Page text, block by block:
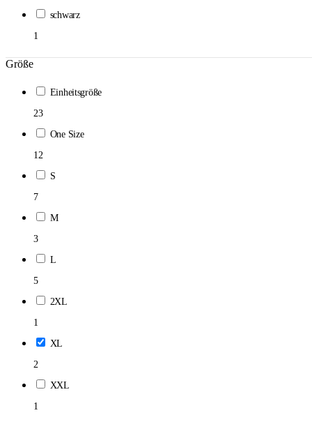
schwarz
1
Größe
Einheitsgröße
23
One Size
12
S
7
M
3
L
5
2XL
1
XL
2
XXL
1